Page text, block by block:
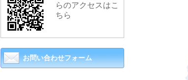
らのアクセスはこ
ちら
お問い合わせフォーム